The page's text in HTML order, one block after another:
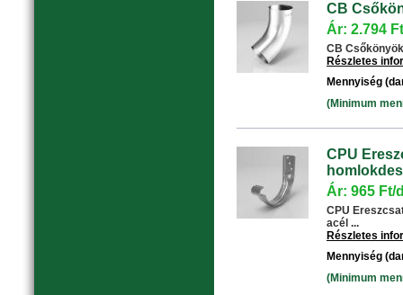
CB
Ár: 2.794
CB
Részletes
Mennyiség
(Minimum
CPU
Ár: 965 Ft/
CPU
acél ...
Részletes
Mennyiség
(Minimum